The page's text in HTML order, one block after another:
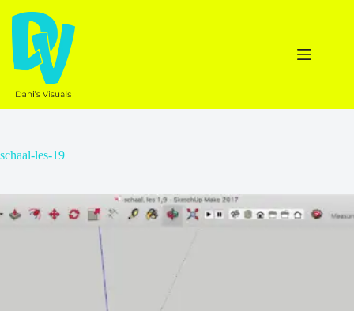
naar
inhoud
schaal-les-19